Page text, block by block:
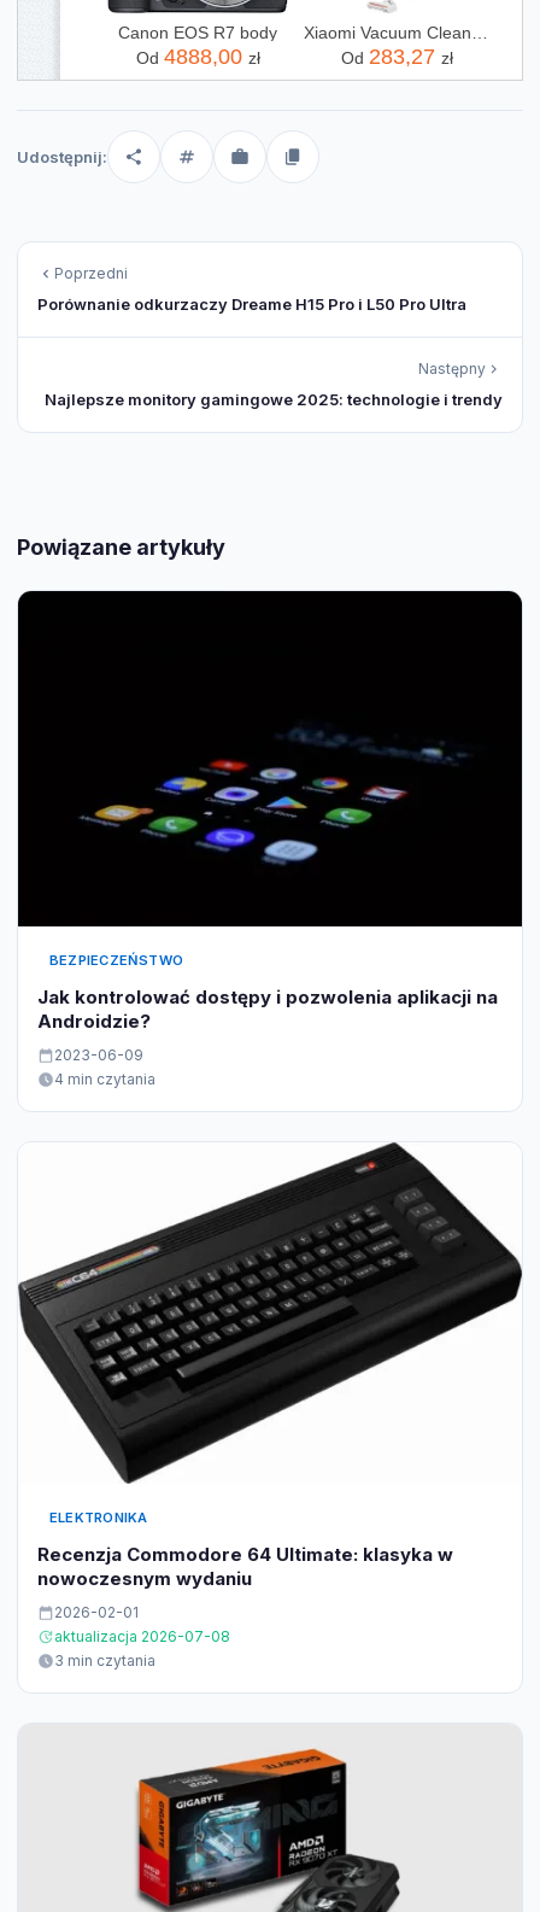
Canon EOS R7 body
Od 4888,00 zł
Od 283,27 zł
Udostępnij:
Poprzedni
Porównanie odkurzaczy Dreame H15 Pro i L50 Pro Ultra
Następny
Najlepsze monitory gamingowe 2025: technologie i trendy
Powiązane artykuły
BEZPIECZEŃSTWO
Jak kontrolować dostępy i pozwolenia aplikacji na
Androidzie?
2023-06-09
4 min czytania
ELEKTRONIKA
Recenzja Commodore 64 Ultimate: klasyka w
nowoczesnym wydaniu
2026-02-01
aktualizacja 2026-07-08
3 min czytania